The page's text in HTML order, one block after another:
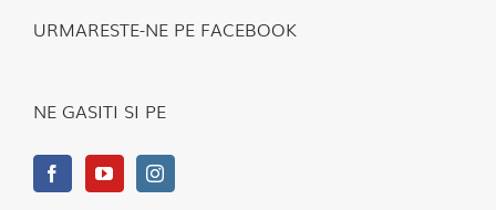
URMARESTE-NE PE FACEBOOK
NE GASITI SI PE